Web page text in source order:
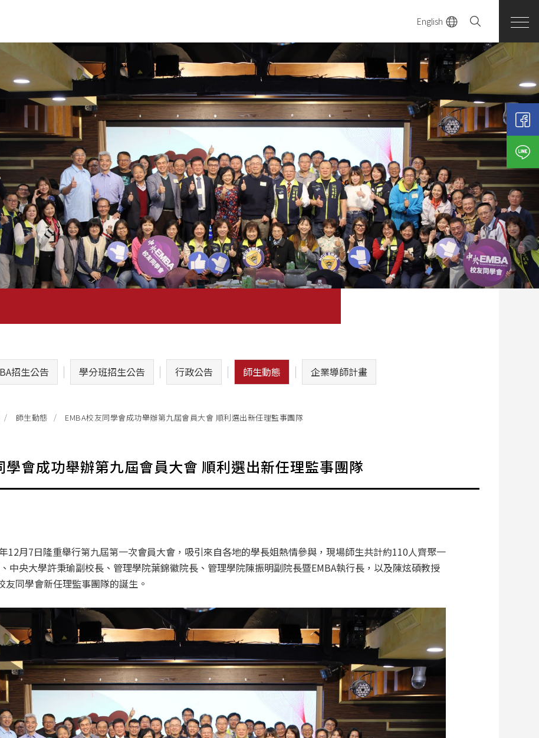
English
招生公告 學分班招生公告 行政公告 師生動態 企業導師計畫
師生動態 EMBA校友同學會成功舉辦第九屆會員大會 順利選出新任理監事團隊
學會成功舉辦第九屆會員大會 順利選出新任理監事團隊
12月7日隆重舉行第九屆第一次會員大會，吸引來自各地的學長姐熱情參與，現場師生共計約110人齊聚一
中央大學許秉瑜副校長、管理學院葉錦徽院長、管理學院陳振明副院長暨EMBA執行長，以及陳炫碩教授
同學會新任理監事團隊的誕生。